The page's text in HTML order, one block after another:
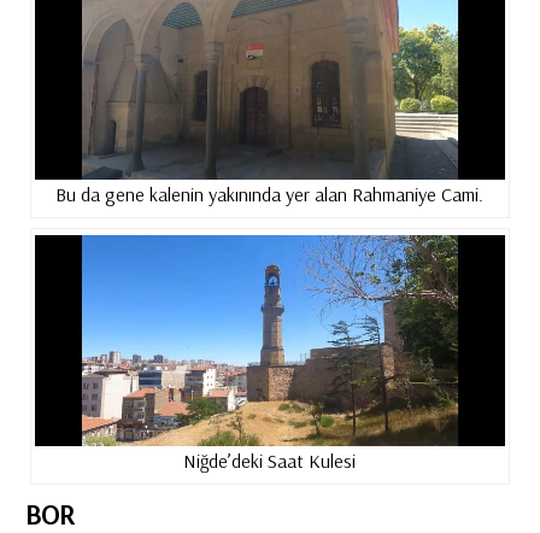
Bu da gene kalenin yakınında yer alan Rahmaniye Cami.
Niğde’deki Saat Kulesi
BOR